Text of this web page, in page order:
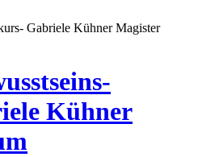
Kühner